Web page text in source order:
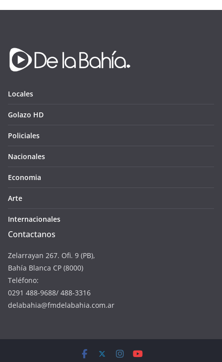
Locales
Golazo HD
Policiales
Nacionales
Economia
Arte
Internacionales
Contactanos
Zelarrayan 267. Ofi. 9 (PB),
Bahía Blanca CP (8000)
Teléfono:
0291 488-9688/ 488-3316
delabahia@fmdelabahia.com.ar